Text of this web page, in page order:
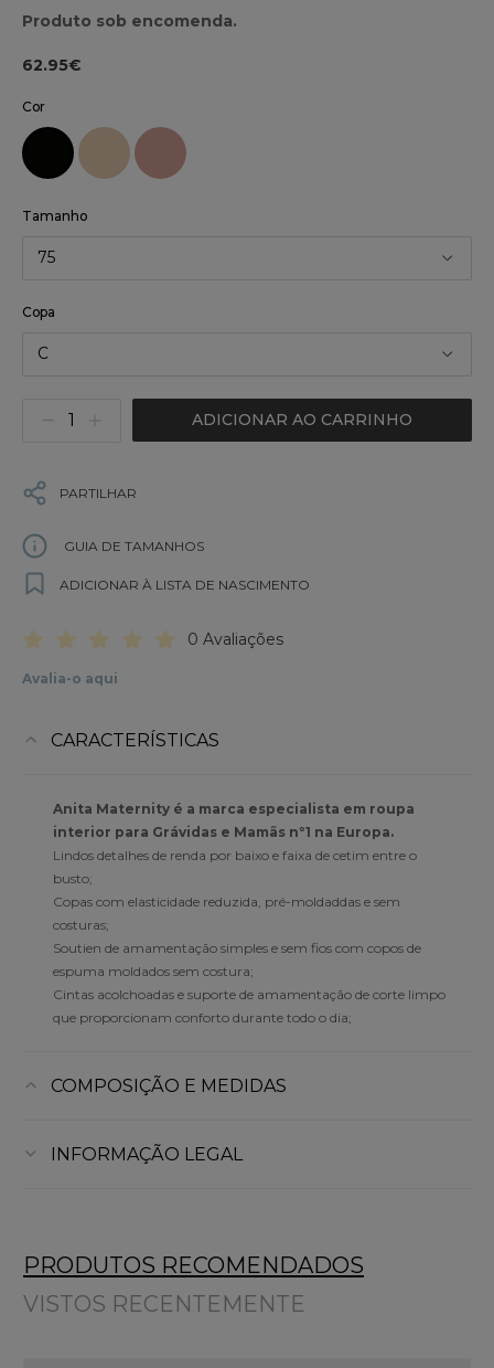
Produto sob encomenda.
62.95€
Cor
Tamanho
75
Copa
C
ADICIONAR AO CARRINHO
PARTILHAR
GUIA DE TAMANHOS
ADICIONAR À LISTA DE NASCIMENTO
0 Avaliações
Avalia-o aqui
CARACTERÍSTICAS
Anita Maternity é a marca especialista em roupa
interior para Grávidas e Mamãs nº1 na Europa.
Lindos detalhes de renda por baixo e faixa de cetim entre o
busto;
Copas com elasticidade reduzida, pré-moldaddas e sem
costuras;
Soutien de amamentação simples e sem fios com copos de
espuma moldados sem costura;
Cintas acolchoadas e suporte de amamentação de corte limpo
que proporcionam conforto durante todo o dia;
COMPOSIÇÃO E MEDIDAS
INFORMAÇÃO LEGAL
PRODUTOS RECOMENDADOS
VISTOS RECENTEMENTE